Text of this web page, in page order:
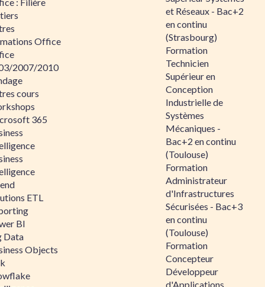
Office
2007/2010
cours
365
ETL
BI
Data
Objects
et Réseaux - Bac+2
en continu
(Strasbourg)
Formation
Technicien
Supérieur en
Conception
Industrielle de
Systèmes
Mécaniques -
Bac+2 en continu
(Toulouse)
Formation
Administrateur
d'Infrastructures
Sécurisées - Bac+3
en continu
(Toulouse)
Formation
Concepteur
Développeur
d'Applications